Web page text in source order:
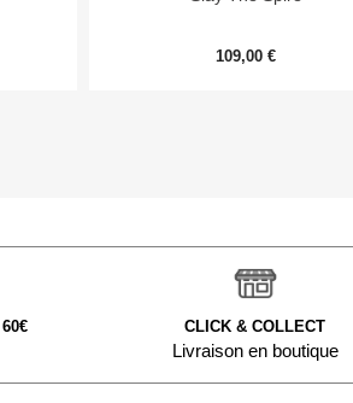
109,00 €
CLICK & COLLECT
Livraison en boutique